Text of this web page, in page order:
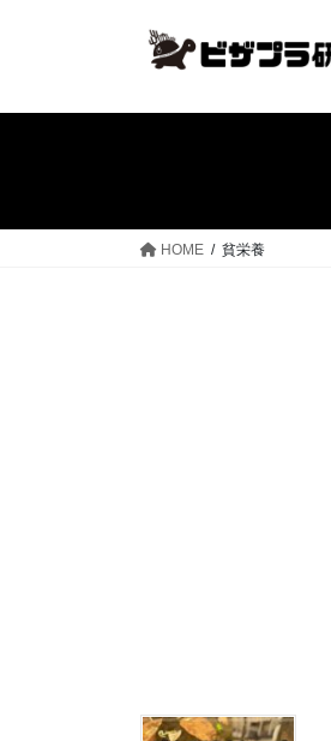
HOME 貧栄養